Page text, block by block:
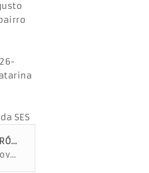
SES
PRÓXIMA MATÉRIA
Nova ponte no Rio Itamirim vai impulsionar desenvolvimento da região Sul de Sergipe